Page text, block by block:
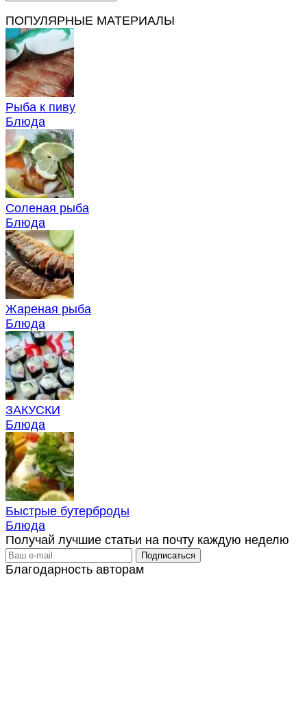
ПОПУЛЯРНЫЕ МАТЕРИАЛЫ
Рыба к пиву
Блюда
Соленая рыба
Блюда
Жареная рыба
Блюда
ЗАКУСКИ
Блюда
Быстрые бутерброды
Блюда
Получай лучшие статьи на почту каждую неделю
Благодарность авторам